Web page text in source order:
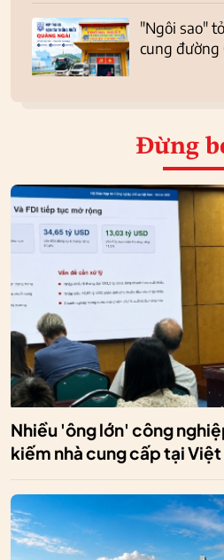
"Ngôi sao"
cung đường
Đừng
Nhiều 'ông lớn' công
kiếm nhà cung cấp tại Việt